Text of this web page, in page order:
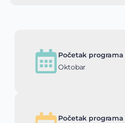
Početak programa
Oktobar
Početak programa